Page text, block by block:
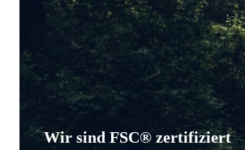
Wir sind FSC® zertifiziert